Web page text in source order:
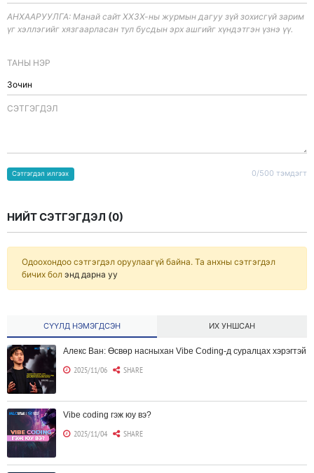
АНХААРУУЛГА: Манай сайт ХХЗХ-ны журмын дагуу зүй зохисгүй зарим
үг хэллэгийг хязгаарласан тул бусдын эрх ашгийг хүндэтгэн үзнэ үү.
ТАНЫ НЭР
CЭТГЭГДЭЛ
0/500 тэмдэгт
Сэтгэгдэл илгээх
НИЙТ СЭТГЭГДЭЛ (0)
Одоохондоо сэтгэгдэл оруулаагүй байна. Та анхны сэтгэгдэл
бичих бол энд дарна уу
СҮҮЛД НЭМЭГДСЭН ИХ УНШСАН
Алекс Ван: Өсвөр насныхан Vibe Coding-д суралцах хэрэгтэй
2025/11/06 SHARE
Vibe coding гэж юу вэ?
2025/11/04 SHARE